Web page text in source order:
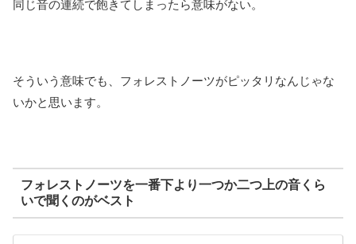
同じ音の連続で飽きてしまったら意味がない。
そういう意味でも、フォレストノーツがピッタリなんじゃな
いかと思います。
フォレストノーツを一番下より一つか二つ上の音くら
いで聞くのがベスト